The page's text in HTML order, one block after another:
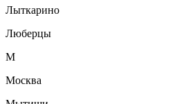
Лыткарино
Люберцы
М
Москва